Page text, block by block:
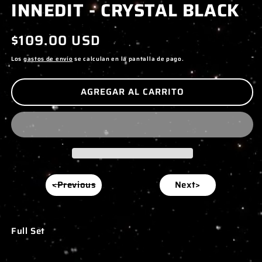
1
EN
UNA
VENTANA
MODAL
INNEDIT - CRYSTAL BLACK
Precio
habitual
$109.00 USD
Los gastos de envío se calculan en la pantalla de pago.
AGREGAR AL CARRITO
<Previous Next>
Full Set